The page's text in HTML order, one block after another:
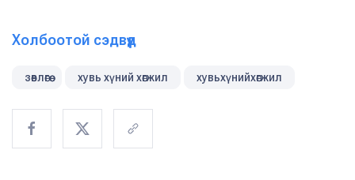
Холбоотой сэдвүүд
зөвлөгөө хувь хүний хөгжил хувьхүнийхөгжил